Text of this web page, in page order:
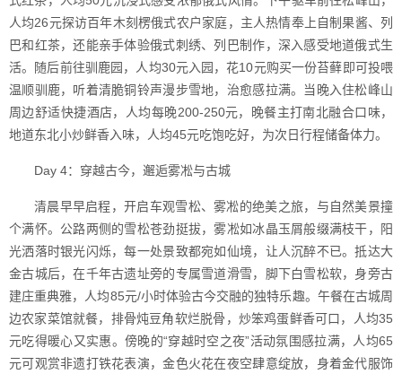
人均26元探访百年木刻楞俄式农户家庭，主人热情奉上自制果酱、列
巴和红茶，还能亲手体验俄式刺绣、列巴制作，深入感受地道俄式生
活。随后前往驯鹿园，人均30元入园，花10元购买一份苔藓即可投喂
温顺驯鹿，听着清脆铜铃声漫步雪地，治愈感拉满。当晚入住松峰山
周边舒适快捷酒店，人均每晚200-250元，晚餐主打南北融合口味，
地道东北小炒鲜香入味，人均45元吃饱吃好，为次日行程储备体力。
Day 4：穿越古今，邂逅雾凇与古城
清晨早早启程，开启车观雪松、雾凇的绝美之旅，与自然美景撞
个满怀。公路两侧的雪松苍劲挺拔，雾凇如冰晶玉屑般缀满枝干，阳
光洒落时银光闪烁，每一处景致都宛如仙境，让人沉醉不已。抵达大
金古城后，在千年古遗址旁的专属雪道滑雪，脚下白雪松软，身旁古
建庄重典雅，人均85元/小时体验古今交融的独特乐趣。午餐在古城周
边农家菜馆就餐，排骨炖豆角软烂脱骨，炒笨鸡蛋鲜香可口，人均35
元吃得暖心又实惠。傍晚的“穿越时空之夜”活动氛围感拉满，人均65
元可观赏非遗打铁花表演，金色火花在夜空肆意绽放，身着金代服饰